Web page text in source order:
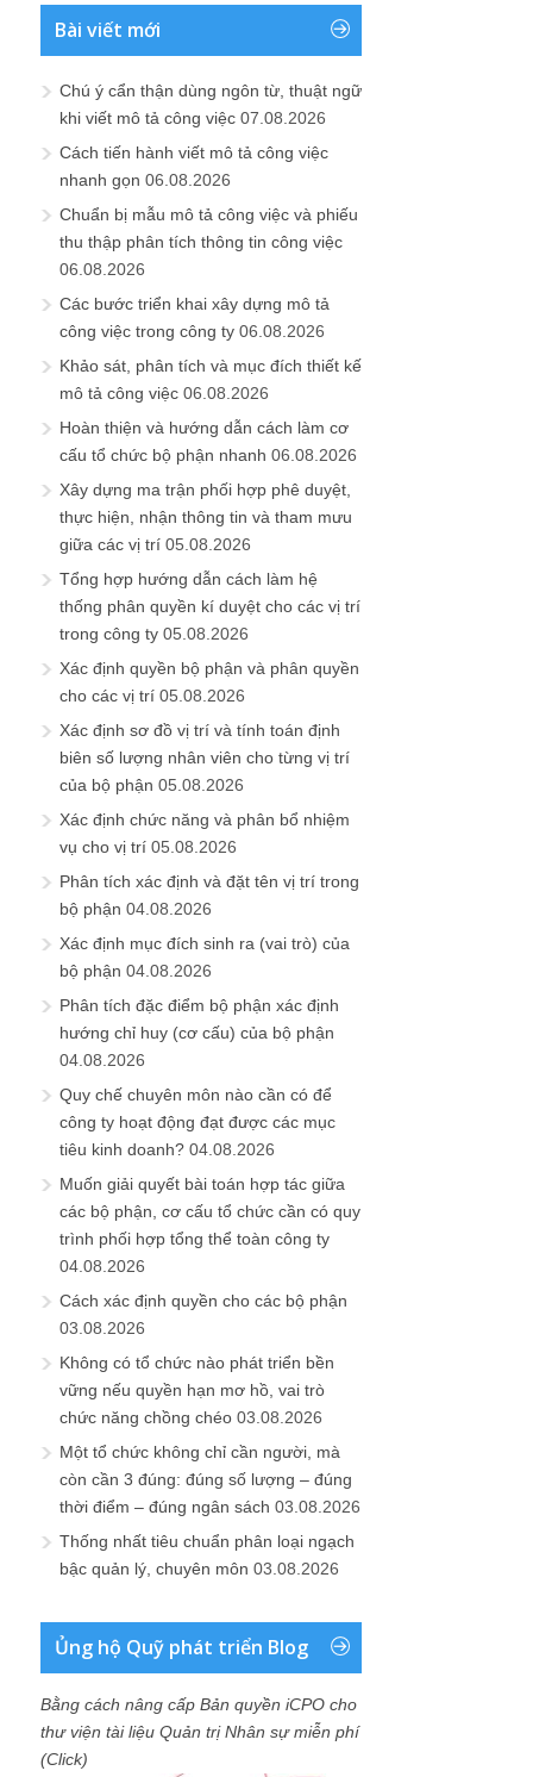
Bài viết mới
Chú ý cẩn thận dùng ngôn từ, thuật ngữ
khi viết mô tả công việc 07.08.2026
Cách tiến hành viết mô tả công việc
nhanh gọn 06.08.2026
Chuẩn bị mẫu mô tả công việc và phiếu
thu thập phân tích thông tin công việc
06.08.2026
Các bước triển khai xây dựng mô tả
công việc trong công ty 06.08.2026
Khảo sát, phân tích và mục đích thiết kế
mô tả công việc 06.08.2026
Hoàn thiện và hướng dẫn cách làm cơ
cấu tổ chức bộ phận nhanh 06.08.2026
Xây dựng ma trận phối hợp phê duyệt,
thực hiện, nhận thông tin và tham mưu
giữa các vị trí 05.08.2026
Tổng hợp hướng dẫn cách làm hệ
thống phân quyền kí duyệt cho các vị trí
trong công ty 05.08.2026
Xác định quyền bộ phận và phân quyền
cho các vị trí 05.08.2026
Xác định sơ đồ vị trí và tính toán định
biên số lượng nhân viên cho từng vị trí
của bộ phận 05.08.2026
Xác định chức năng và phân bổ nhiệm
vụ cho vị trí 05.08.2026
Phân tích xác định và đặt tên vị trí trong
bộ phận 04.08.2026
Xác định mục đích sinh ra (vai trò) của
bộ phận 04.08.2026
Phân tích đặc điểm bộ phận xác định
hướng chỉ huy (cơ cấu) của bộ phận
04.08.2026
Quy chế chuyên môn nào cần có để
công ty hoạt động đạt được các mục
tiêu kinh doanh? 04.08.2026
Muốn giải quyết bài toán hợp tác giữa
các bộ phận, cơ cấu tổ chức cần có quy
trình phối hợp tổng thể toàn công ty
04.08.2026
Cách xác định quyền cho các bộ phận
03.08.2026
Không có tổ chức nào phát triển bền
vững nếu quyền hạn mơ hồ, vai trò
chức năng chồng chéo 03.08.2026
Một tổ chức không chỉ cần người, mà
còn cần 3 đúng: đúng số lượng – đúng
thời điểm – đúng ngân sách 03.08.2026
Thống nhất tiêu chuẩn phân loại ngạch
bậc quản lý, chuyên môn 03.08.2026
Ủng hộ Quỹ phát triển Blog
Bằng cách nâng cấp Bản quyền iCPO cho
thư viện tài liệu Quản trị Nhân sự miễn phí
(Click)